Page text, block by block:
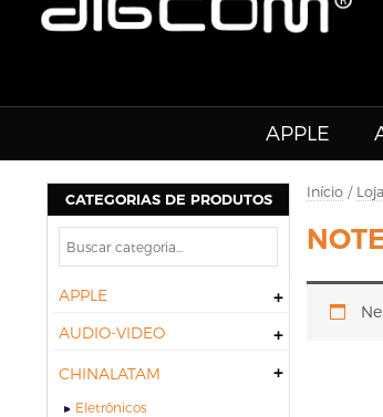
APPLE
Início / Loja
CATEGORIAS DE PRODUTOS
APPLE
AUDIO-VIDEO
CHINALATAM
Eletrônicos